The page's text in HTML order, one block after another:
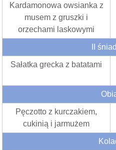
Kardamonowa owsianka z
musem z gruszki i
orzechami laskowymi
II
Sałatka grecka z batatami
Pęczotto z kurczakiem,
cukinią i jarmużem